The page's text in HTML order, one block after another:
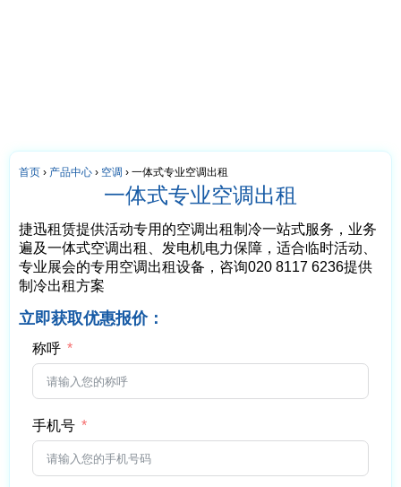
首页 › 产品中心 › 空调 › 一体式专业空调出租
一体式专业空调出租
捷迅租赁提供活动专用的空调出租制冷一站式服务，业务
遍及一体式空调出租、发电机电力保障，适合临时活动、
专业展会的专用空调出租设备，咨询020 8117 6236提供
制冷出租方案
立即获取优惠报价：
称呼
手机号